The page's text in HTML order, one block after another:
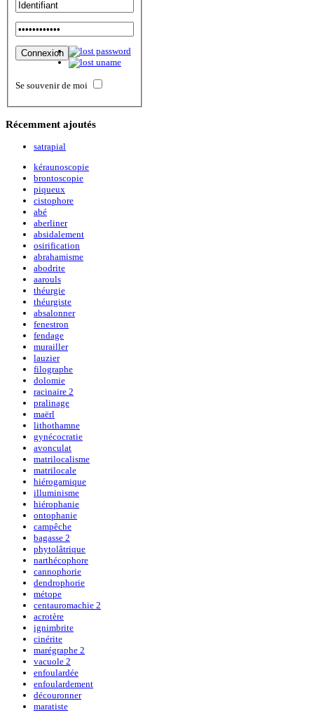
Se souvenir de moi
Récemment ajoutés
satrapial
kéraunoscopie
brontoscopie
piqueux
cistophore
abé
aberliner
absidalement
osirification
abrahamisme
abodrite
aarouls
théurgie
théurgiste
absalonner
fenestron
fendage
murailler
lauzier
filographe
dolomie
racinaire 2
pralinage
maërl
lithothamne
gynécocratie
avonculat
matrilocalisme
matrilocale
hiérogamique
illuminisme
hiérophanie
ontophanie
campêche
bagasse 2
phytolâtrique
narthécophore
cannophorie
dendrophorie
métope
centauromachie 2
acrotère
ignimbrite
cinérite
marégraphe 2
vacuole 2
enfoulardée
enfoulardement
découronner
maratiste